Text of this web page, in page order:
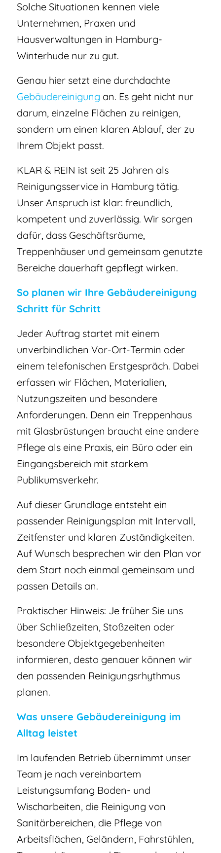
Solche Situationen kennen viele
Unternehmen, Praxen und
Hausverwaltungen in Hamburg-
Winterhude nur zu gut.
Genau hier setzt eine durchdachte
Gebäudereinigung an. Es geht nicht nur
darum, einzelne Flächen zu reinigen,
sondern um einen klaren Ablauf, der zu
Ihrem Objekt passt.
KLAR & REIN ist seit 25 Jahren als
Reinigungsservice in Hamburg tätig.
Unser Anspruch ist klar: freundlich,
kompetent und zuverlässig. Wir sorgen
dafür, dass Geschäftsräume,
Treppenhäuser und gemeinsam genutzte
Bereiche dauerhaft gepflegt wirken.
So planen wir Ihre Gebäudereinigung
Schritt für Schritt
Jeder Auftrag startet mit einem
unverbindlichen Vor-Ort-Termin oder
einem telefonischen Erstgespräch. Dabei
erfassen wir Flächen, Materialien,
Nutzungszeiten und besondere
Anforderungen. Denn ein Treppenhaus
mit Glasbrüstungen braucht eine andere
Pflege als eine Praxis, ein Büro oder ein
Eingangsbereich mit starkem
Publikumsverkehr.
Auf dieser Grundlage entsteht ein
passender Reinigungsplan mit Intervall,
Zeitfenster und klaren Zuständigkeiten.
Auf Wunsch besprechen wir den Plan vor
dem Start noch einmal gemeinsam und
passen Details an.
Praktischer Hinweis: Je früher Sie uns
über Schließzeiten, Stoßzeiten oder
besondere Objektgegebenheiten
informieren, desto genauer können wir
den passenden Reinigungsrhythmus
planen.
Was unsere Gebäudereinigung im
Alltag leistet
Im laufenden Betrieb übernimmt unser
Team je nach vereinbartem
Leistungsumfang Boden- und
Wischarbeiten, die Reinigung von
Sanitärbereichen, die Pflege von
Arbeitsflächen, Geländern, Fahrstühlen,